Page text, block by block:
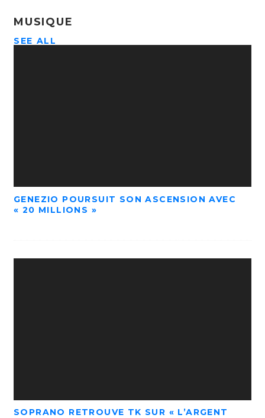
MUSIQUE
SEE ALL
GENEZIO POURSUIT SON ASCENSION AVEC
« 20 MILLIONS »
SOPRANO RETROUVE TK SUR « L’ARGENT